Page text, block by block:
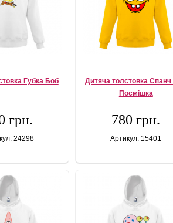
Губка Боб
грн.
24298
Дитяча толстовка
Посмішка
780 грн.
Артикул: 15401